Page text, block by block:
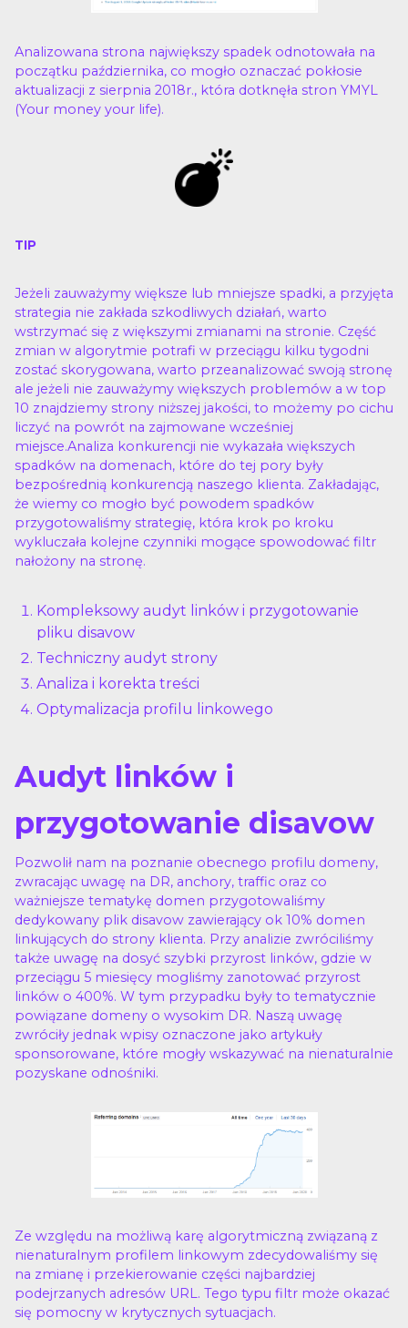
Analizowana strona największy spadek odnotowała na
początku października, co mogło oznaczać pokłosie
aktualizacji z sierpnia 2018r., która dotknęła stron YMYL
(Your money your life).
TIP
Jeżeli zauważymy większe lub mniejsze spadki, a przyjęta
strategia nie zakłada szkodliwych działań, warto
wstrzymać się z większymi zmianami na stronie. Część
zmian w algorytmie potrafi w przeciągu kilku tygodni
zostać skorygowana, warto przeanalizować swoją stronę
ale jeżeli nie zauważymy większych problemów a w top
10 znajdziemy strony niższej jakości, to możemy po cichu
liczyć na powrót na zajmowane wcześniej
miejsce.Analiza konkurencji nie wykazała większych
spadków na domenach, które do tej pory były
bezpośrednią konkurencją naszego klienta. Zakładając,
że wiemy co mogło być powodem spadków
przygotowaliśmy strategię, która krok po kroku
wykluczała kolejne czynniki mogące spowodować filtr
nałożony na stronę.
Kompleksowy audyt linków i przygotowanie
pliku disavow
Techniczny audyt strony
Analiza i korekta treści
Optymalizacja profilu linkowego
Audyt linków i
przygotowanie disavow
Pozwolił nam na poznanie obecnego profilu domeny,
zwracając uwagę na DR, anchory, traffic oraz co
ważniejsze tematykę domen przygotowaliśmy
dedykowany plik disavow zawierający ok 10% domen
linkujących do strony klienta. Przy analizie zwróciliśmy
także uwagę na dosyć szybki przyrost linków, gdzie w
przeciągu 5 miesięcy mogliśmy zanotować przyrost
linków o 400%. W tym przypadku były to tematycznie
powiązane domeny o wysokim DR. Naszą uwagę
zwróciły jednak wpisy oznaczone jako artykuły
sponsorowane, które mogły wskazywać na nienaturalnie
pozyskane odnośniki.
Ze względu na możliwą karę algorytmiczną związaną z
nienaturalnym profilem linkowym zdecydowaliśmy się
na zmianę i przekierowanie części najbardziej
podejrzanych adresów URL. Tego typu filtr może okazać
się pomocny w krytycznych sytuacjach.